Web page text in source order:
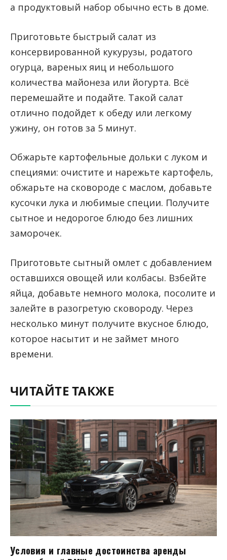
а продуктовый набор обычно есть в доме.
Приготовьте быстрый салат из
консервированной кукурузы, poдатого
огурца, вареных яиц и небольшого
количества майонеза или йогурта. Всё
перемешайте и подайте. Такой салат
отлично подойдет к обеду или легкому
ужину, он готов за 5 минут.
Обжарьте картофельные дольки с луком и
специями: очистите и нарежьте картофель,
обжарьте на сковороде с маслом, добавьте
кусочки лука и любимые специи. Получите
сытное и недорогое блюдо без лишних
заморочек.
Приготовьте сытный омлет с добавлением
оставшихся овощей или колбасы. Взбейте
яйца, добавьте немного молока, посолите и
залейте в разогретую сковороду. Через
несколько минут получите вкусное блюдо,
которое насытит и не займет много
времени.
ЧИТАЙТЕ ТАКЖЕ
Условия и главные достоинства аренды